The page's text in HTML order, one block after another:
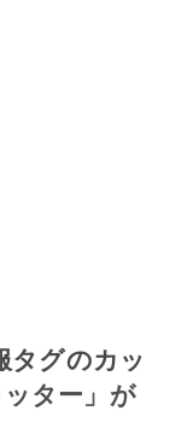
タグのカッ
ター」が